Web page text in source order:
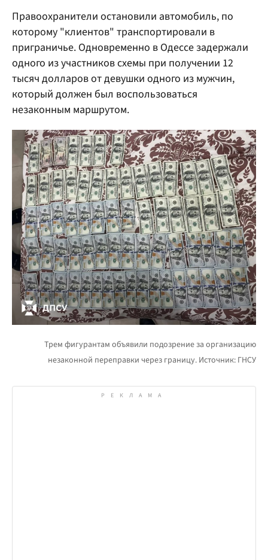
Правоохранители остановили автомобиль, по
которому "клиентов" транспортировали в
приграничье. Одновременно в Одессе задержали
одного из участников схемы при получении 12
тысяч долларов от девушки одного из мужчин,
который должен был воспользоваться
незаконным маршрутом.